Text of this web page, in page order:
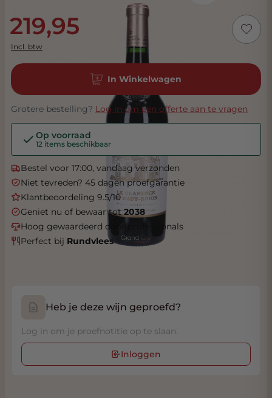
219,95
Incl. btw
In Winkelwagen
Grotere bestelling? Log in om een offerte aan te vragen
Op voorraad
12 items beschikbaar
Bestel voor 17:00, vandaag verzonden
Niet tevreden? 45 dagen proefgarantie
Klantbeoordeling 9.5/10
Geniet nu of bewaar tot2038
Hoog gewaardeerd door professionals
Perfect bij Rundvlees
Heb je deze wijn geproefd?
Log in om je proefnotitie op te slaan.
Inloggen